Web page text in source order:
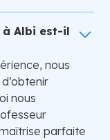
à Albi est-il
nous
nous
parfaite